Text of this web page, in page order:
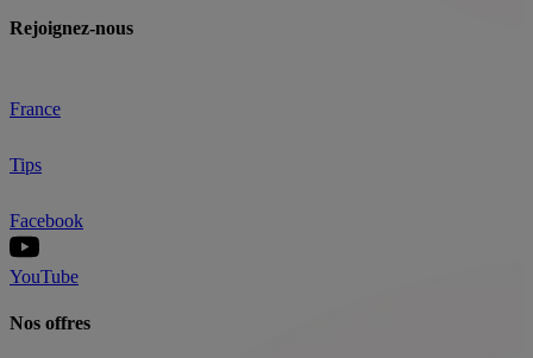
Rejoignez-nous
France
Tips
Facebook
YouTube
Nos offres